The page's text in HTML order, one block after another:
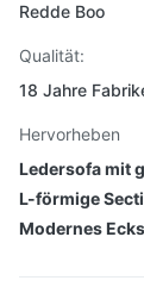
Redde Boo
Qualität:
18 Jahre
Hervorheben
Ledersofa mit
L-förmige
Modernes